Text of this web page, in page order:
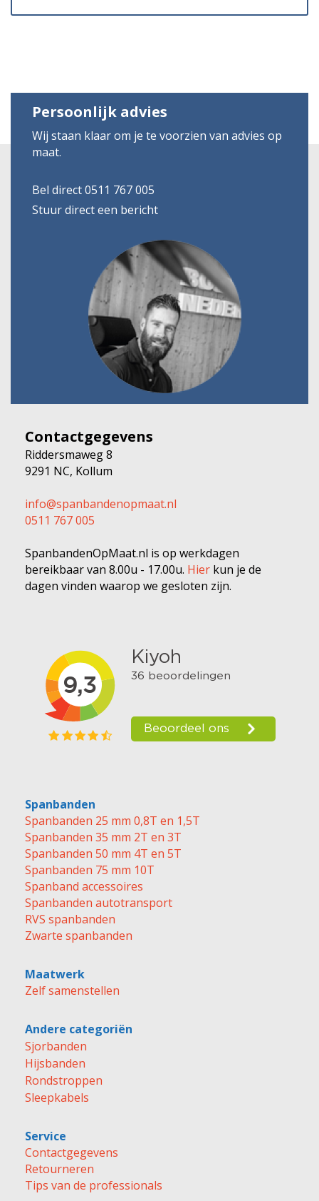
Persoonlijk advies
Wij staan klaar om je te voorzien van advies op
maat.
Bel direct 0511 767 005
Stuur direct een bericht
Contactgegevens
Riddersmaweg 8
9291 NC, Kollum
info@spanbandenopmaat.nl
0511 767 005
SpanbandenOpMaat.nl is op werkdagen
bereikbaar van 8.00u - 17.00u. Hier kun je de
dagen vinden waarop we gesloten zijn.
Spanbanden
Spanbanden 25 mm 0,8T en 1,5T
Spanbanden 35 mm 2T en 3T
Spanbanden 50 mm 4T en 5T
Spanbanden 75 mm 10T
Spanband accessoires
Spanbanden autotransport
RVS spanbanden
Zwarte spanbanden
Maatwerk
Zelf samenstellen
Andere categoriën
Sjorbanden
Hijsbanden
Rondstroppen
Sleepkabels
Service
Contactgegevens
Retourneren
Tips van de professionals